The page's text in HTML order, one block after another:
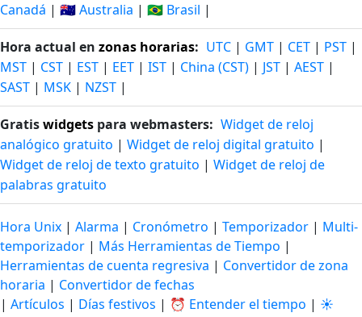
Canadá | 🇦🇺 Australia | 🇧🇷 Brasil |
Hora actual en zonas horarias: UTC | GMT | CET | PST |
MST | CST | EST | EET | IST | China (CST) | JST | AEST |
SAST | MSK | NZST |
Gratiswidgets para webmasters: Widget de reloj
analógico gratuito | Widget de reloj digital gratuito |
Widget de reloj de texto gratuito | Widget de reloj de
palabras gratuito
Hora Unix | Alarma | Cronómetro | Temporizador | Multi-
temporizador | Más Herramientas de Tiempo |
Herramientas de cuenta regresiva | Convertidor de zona
horaria | Convertidor de fechas
| Artículos | Días festivos | ⏰ Entender el tiempo | ☀️